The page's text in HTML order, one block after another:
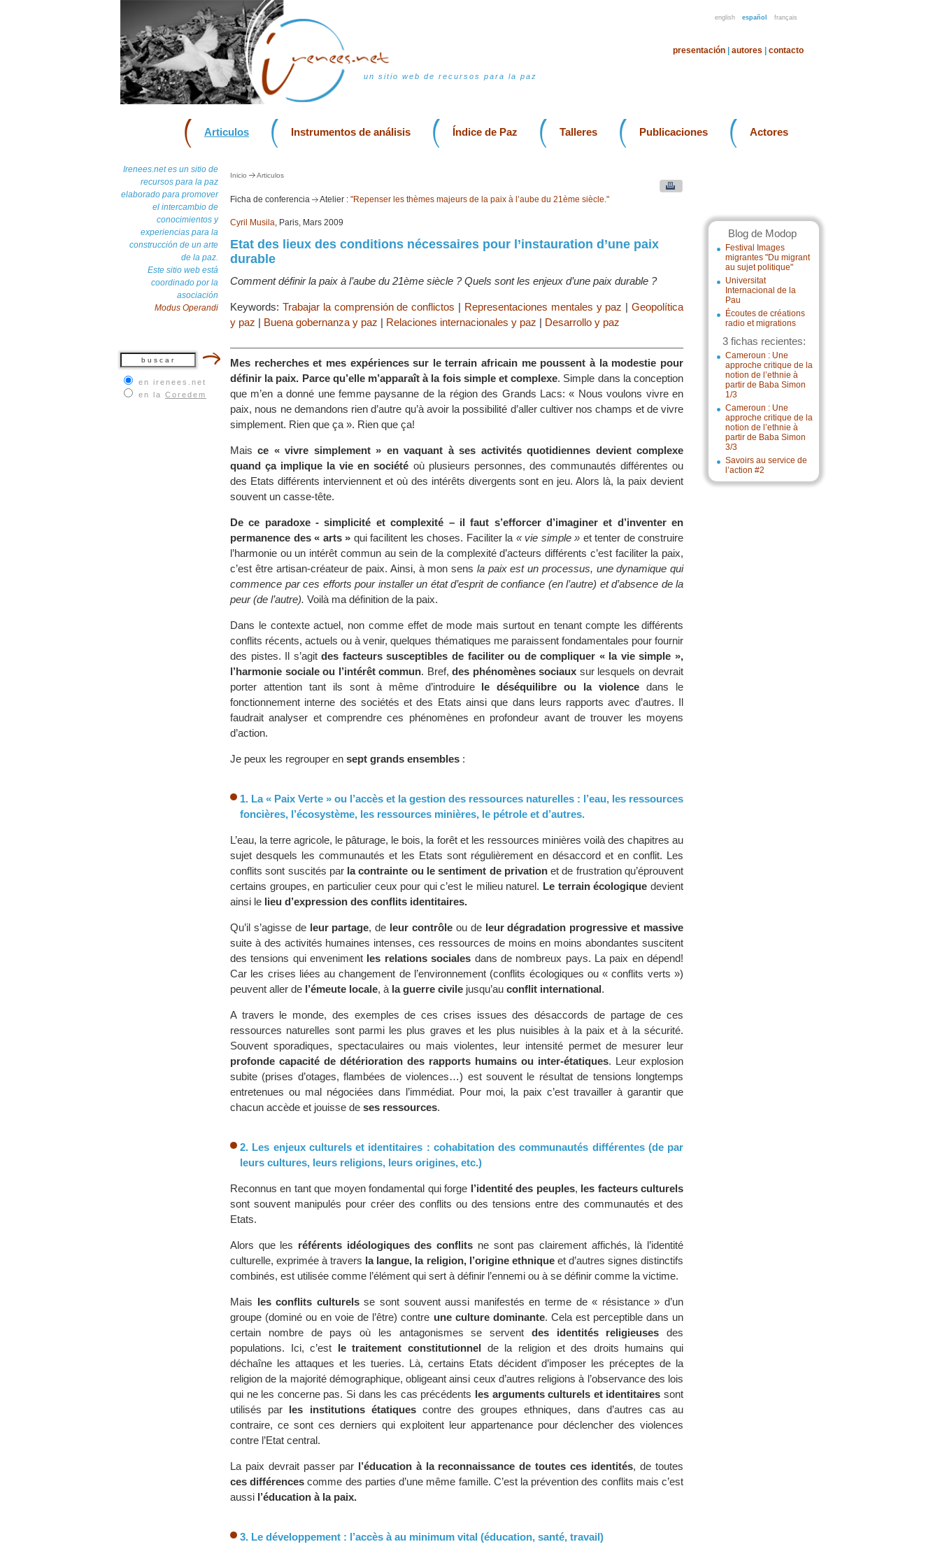
english español français
un sitio web de recursos para la paz
presentación autores contacto
Articulos Instrumentos de análisis Índice de Paz Talleres Publicaciones Actores
Irenees.net es un sitio de
recursos para la paz
elaborado para promover
el intercambio de
conocimientos y
experiencias para la
construcción de un arte
de la paz.
Este sitio web está
coordinado por la
asociación
Modus Operandi
en irenees.net
en la Coredem
Blog de Modop
Festival Images
migrantes "Du migrant
au sujet politique"
Universitat
Internacional de la
Pau
Écoutes de créations
radio et migrations
3 fichas recientes:
Cameroun : Une
approche critique de la
notion de l’ethnie à
partir de Baba Simon
1/3
Cameroun : Une
approche critique de la
notion de l’ethnie à
partir de Baba Simon
3/3
Savoirs au service de
l’action #2
Inicio Articulos
Ficha de conferencia Atelier : "Repenser les thèmes majeurs de la paix à l’aube du 21ème siècle."
Cyril Musila, Paris, Mars 2009
Etat des lieux des conditions nécessaires pour l’instauration d’une paix
durable
Comment définir la paix à l’aube du 21ème siècle ? Quels sont les enjeux d’une paix durable ?
Keywords: Trabajar la comprensión de conflictos | Representaciones mentales y paz |Geopolítica
y paz | Buena gobernanza y paz | Relaciones internacionales y paz | Desarrollo y paz
Mes recherches et mes expériences sur le terrain africain me poussent à la modestie pour
définir la paix. Parce qu’elle m’apparaît à la fois simple et complexe. Simple dans la conception
que m’en a donné une femme paysanne de la région des Grands Lacs: « Nous voulons vivre en
paix, nous ne demandons rien d’autre qu’à avoir la possibilité d’aller cultiver nos champs et de vivre
simplement. Rien que ça ». Rien que ça!
Maisce « vivre simplement » en vaquant à ses activités quotidiennes devient complexe
quand ça implique la vie en société où plusieurs personnes, des communautés différentes ou
des Etats différents interviennent et où des intérêts divergents sont en jeu. Alors là, la paix devient
souvent un casse-tête.
De ce paradoxe - simplicité et complexité – il faut s’efforcer d’imaginer et d’inventer en
permanence des « arts » qui facilitent les choses. Faciliter la « vie simple » et tenter de construire
l’harmonie ou un intérêt commun au sein de la complexité d’acteurs différents c’est faciliter la paix,
c’est être artisan-créateur de paix. Ainsi, à mon sens la paix est un processus, une dynamique qui
commence par ces efforts pour installer un état d’esprit de confiance (en l’autre) et d’absence de la
peur (de l’autre). Voilà ma définition de la paix.
Dans le contexte actuel, non comme effet de mode mais surtout en tenant compte les différents
conflits récents, actuels ou à venir, quelques thématiques me paraissent fondamentales pour fournir
des pistes. Il s’agitdes facteurs susceptibles de faciliter ou de compliquer « la vie simple »,
l’harmonie sociale ou l’intérêt commun. Bref, des phénomènes sociaux sur lesquels on devrait
porter attention tant ils sont à même d’introduire le déséquilibre ou la violence dans le
fonctionnement interne des sociétés et des Etats ainsi que dans leurs rapports avec d’autres. Il
faudrait analyser et comprendre ces phénomènes en profondeur avant de trouver les moyens
d’action.
Je peux les regrouper en sept grands ensembles :
1. La « Paix Verte » ou l’accès et la gestion des ressources naturelles : l’eau, les ressources
foncières, l’écosystème, les ressources minières, le pétrole et d’autres.
L’eau, la terre agricole, le pâturage, le bois, la forêt et les ressources minières voilà des chapitres au
sujet desquels les communautés et les Etats sont régulièrement en désaccord et en conflit. Les
conflits sont suscités par la contrainte ou le sentiment de privationet de frustration qu’éprouvent
certains groupes, en particulier ceux pour qui c’est le milieu naturel. Le terrain écologique devient
ainsi le lieu d’expression des conflits identitaires.
Qu’il s’agisse de leur partage, de leur contrôle ou de leur dégradation progressive et massive
suite à des activités humaines intenses, ces ressources de moins en moins abondantes suscitent
des tensions qui enveniment les relations sociales dans de nombreux pays. La paix en dépend!
Car les crises liées au changement de l’environnement (conflits écologiques ou « conflits verts »)
peuvent aller de l’émeute locale, à la guerre civile jusqu’au conflit international.
A travers le monde, des exemples de ces crises issues des désaccords de partage de ces
ressources naturelles sont parmi les plus graves et les plus nuisibles à la paix et à la sécurité.
Souvent sporadiques, spectaculaires ou mais violentes, leur intensité permet de mesurer leur
profonde capacité de détérioration des rapports humains ou inter-étatiques. Leur explosion
subite (prises d’otages, flambées de violences…) est souvent le résultat de tensions longtemps
entretenues ou mal négociées dans l’immédiat. Pour moi, la paix c’est travailler à garantir que
chacun accède et jouisse de ses ressources.
2. Les enjeux culturels et identitaires : cohabitation des communautés différentes (de par
leurs cultures, leurs religions, leurs origines, etc.)
Reconnus en tant que moyen fondamental qui forge l’identité des peuples, les facteurs culturels
sont souvent manipulés pour créer des conflits ou des tensions entre des communautés et des
Etats.
Alors que les référents idéologiques des conflits ne sont pas clairement affichés, là l’identité
culturelle, exprimée à travers la langue, la religion, l’origine ethniqueet d’autres signes distinctifs
combinés, est utilisée comme l’élément qui sert à définir l’ennemi ou à se définir comme la victime.
Mais les conflits culturelsse sont souvent aussi manifestés en terme de « résistance » d’un
groupe (dominé ou en voie de l’être) contre une culture dominante. Cela est perceptible dans un
certain nombre de pays où les antagonismes se servent des identités religieuses des
populations. Ici, c’est le traitement constitutionnel de la religion et des droits humains qui
déchaîne les attaques et les tueries. Là, certains Etats décident d’imposer les préceptes de la
religion de la majorité démographique, obligeant ainsi ceux d’autres religions à l’observance des lois
qui ne les concerne pas. Si dans les cas précédents les arguments culturels et identitaires sont
utilisés par les institutions étatiquescontre des groupes ethniques, dans d’autres cas au
contraire, ce sont ces derniers qui exploitent leur appartenance pour déclencher des violences
contre l’Etat central.
La paix devrait passer par l’éducation à la reconnaissance de toutes ces identités, de toutes
ces différences comme des parties d’une même famille. C’est la prévention des conflits mais c’est
aussi l’éducation à la paix.
3. Le développement : l’accès à au minimum vital (éducation, santé, travail)